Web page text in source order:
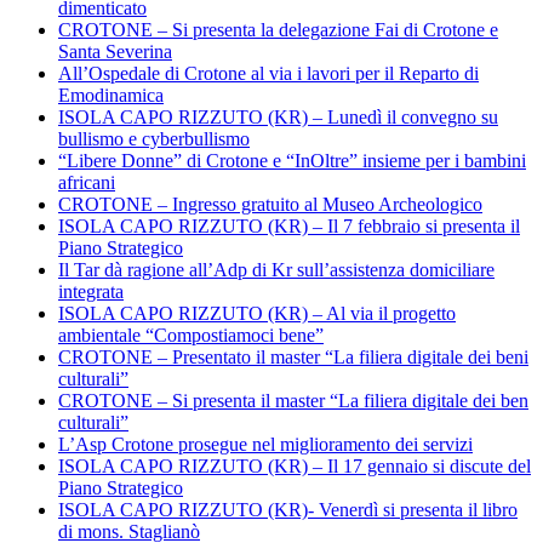
dimenticato
CROTONE – Si presenta la delegazione Fai di Crotone e
Santa Severina
All’Ospedale di Crotone al via i lavori per il Reparto di
Emodinamica
ISOLA CAPO RIZZUTO (KR) – Lunedì il convegno su
bullismo e cyberbullismo
“Libere Donne” di Crotone e “InOltre” insieme per i bambini
africani
CROTONE – Ingresso gratuito al Museo Archeologico
ISOLA CAPO RIZZUTO (KR) – Il 7 febbraio si presenta il
Piano Strategico
Il Tar dà ragione all’Adp di Kr sull’assistenza domiciliare
integrata
ISOLA CAPO RIZZUTO (KR) – Al via il progetto
ambientale “Compostiamoci bene”
CROTONE – Presentato il master “La filiera digitale dei beni
culturali”
CROTONE – Si presenta il master “La filiera digitale dei ben
culturali”
L’Asp Crotone prosegue nel miglioramento dei servizi
ISOLA CAPO RIZZUTO (KR) – Il 17 gennaio si discute del
Piano Strategico
ISOLA CAPO RIZZUTO (KR)- Venerdì si presenta il libro
di mons. Staglianò